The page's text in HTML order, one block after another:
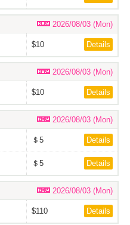
2026/08/03 (Mon)
$10 Details
2026/08/03 (Mon)
$10 Details
2026/08/03 (Mon)
＄5 Details
＄5 Details
2026/08/03 (Mon)
$110 Details